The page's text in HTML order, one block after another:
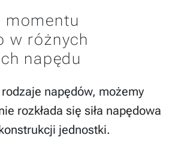
momentu
w różnych
napędu
napędów, możemy
rozkłada się siła napędowa
jednostki.